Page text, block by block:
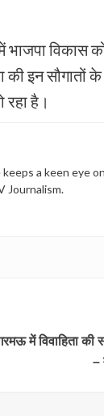
विकास को
इन सौगातों
है।
a keen eye
Journalism.
में विवाहिता
–